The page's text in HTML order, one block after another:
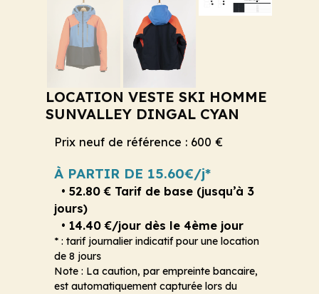
LOCATION VESTE SKI HOMME
SUNVALLEY DINGAL CYAN
Prix neuf de référence : 600 €
À PARTIR DE 15.60€/j*
• 52.80 € Tarif de base (jusqu’à 3
jours)
• 14.40 €/jour dès le 4ème jour
* : tarif journalier indicatif pour une location
de 8 jours
Note : La caution, par empreinte bancaire,
est automatiquement capturée lors du